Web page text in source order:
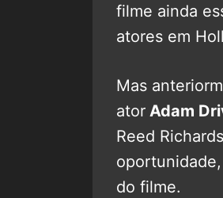
filme ainda
atores em
Mas
ator Adam
Reed
do filme.